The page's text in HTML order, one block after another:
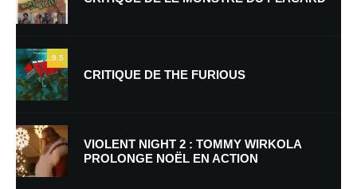
Nom*
E-mail *
9.5
CRITIQUE DE THE FURIOUS
VIOLENT NIGHT 2 : TOMMY WIRKOLA
PROLONGE NOËL EN ACTION